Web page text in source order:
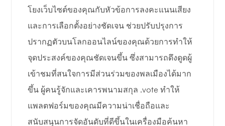
โยงเว็บไซต์ของคุณกับหัวข้อการลงคะแนนเสียง
และการเลือกตั้งอย่างชัดเจน ช่วยปรับปรุงการ
ปรากฏตัวบนโลกออนไลน์ของคุณด้วยการทำให้
จุดประสงค์ของคุณชัดเจนขึ้น ซึ่งสามารถดึงดูดผู้
เข้าชมที่สนใจการมีส่วนร่วมของพลเมืองได้มาก
ขึ้น ผู้คนรู้จักและเคารพนามสกุล .vote ทำให้
แพลตฟอร์มของคุณมีความน่าเชื่อถือและ
สนับสนุนการจัดอันดับที่ดีขึ้นในเครื่องมือค้นหา